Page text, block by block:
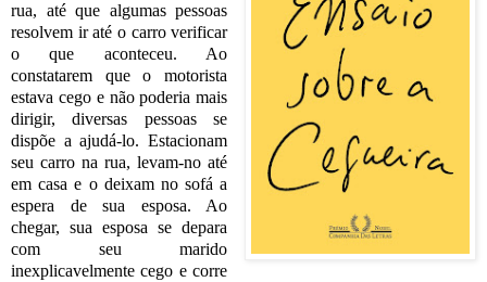
rua, até que algumas pessoas
resolvem ir até o carro verificar
o que aconteceu. Ao
constatarem que o motorista
estava cego e não poderia mais
dirigir, diversas pessoas se
dispõe a ajudá-lo. Estacionam
seu carro na rua, levam-no até
em casa e o deixam no sofá a
espera de sua esposa. Ao
chegar, sua esposa se depara
com seu marido
inexplicavelmente cego e corre